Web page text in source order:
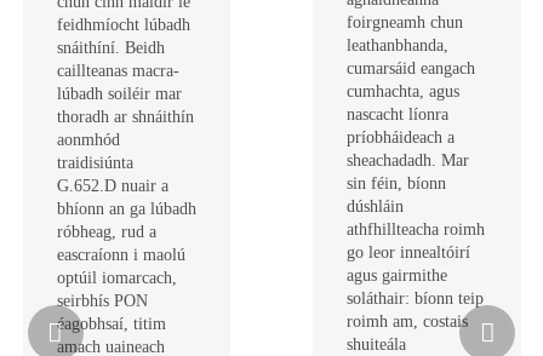
feidhmíocht lúbadh
snáithíní. Beidh
caillteanas macra-
lúbadh soiléir mar
thoradh ar shnáithín
aonmhód
traidisiúnta
G.652.D nuair a
bhíonn an ga lúbadh
róbheag, rud a
eascraíonn i maolú
optúil iomarcach,
seirbhís PON
éagobhsaí, titim
amach uaineach
foirgneamh chun
leathanbhanda,
cumarsáid eangach
cumhachta, agus
nascacht líonra
príobháideach a
sheachadadh. Mar
sin féin, bíonn
dúshláin
athfhillteacha roimh
go leor innealtóirí
agus gairmithe
soláthair: bíonn teip
roimh am, costais
shuiteála